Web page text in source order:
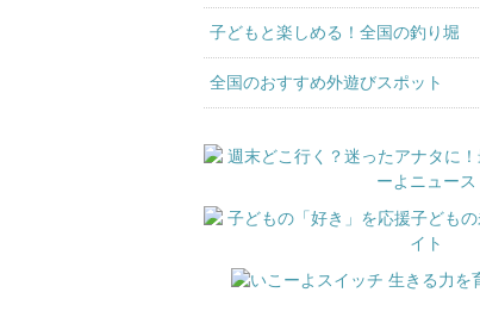
子どもと楽しめる！全国の釣り堀
全国のおすすめ外遊びスポット